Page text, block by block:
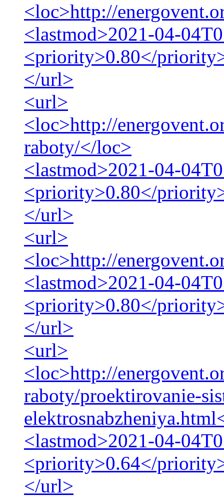
<loc>http://
<lastmod>2021-04-
<priority>0.80</
</url>
<url>
<loc>http://
raboty/</loc>
<lastmod>2021-04-
<priority>0.80</
</url>
<url>
<loc>http://
<lastmod>2021-04-
<priority>0.80</
</url>
<url>
<loc>http://
raboty/proektirovanie-
<lastmod>2021-04-
<priority>0.64</
</url>